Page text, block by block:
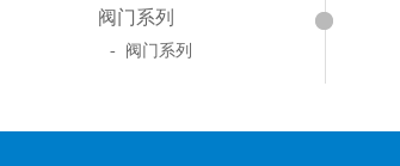
阀门系列
- 阀门系列